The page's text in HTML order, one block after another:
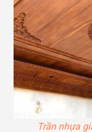
Trần nhựa